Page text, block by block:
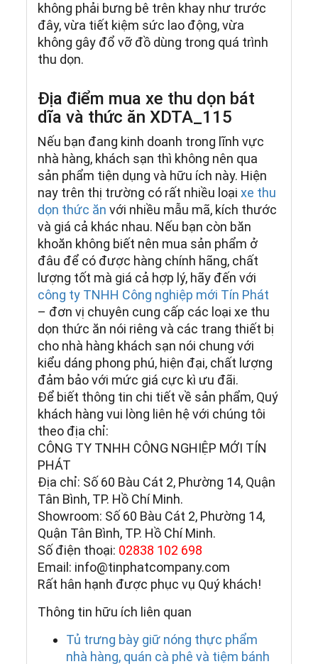
không phải bưng bê trên khay như trước
đây, vừa tiết kiệm sức lao động, vừa
không gây đổ vỡ đồ dùng trong quá trình
thu dọn.
Địa điểm mua xe thu dọn bát
dĩa và thức ăn XDTA_115
Nếu bạn đang kinh doanh trong lĩnh vực
nhà hàng, khách sạn thì không nên qua
sản phẩm tiện dụng và hữu ích này. Hiện
nay trên thị trường có rất nhiều loạixe thu
dọn thức ăn với nhiều mẫu mã, kích thước
và giá cả khác nhau. Nếu bạn còn băn
khoăn không biết nên mua sản phẩm ở
đâu để có được hàng chính hãng, chất
lượng tốt mà giá cả hợp lý, hãy đến với
công ty TNHH Công nghiệp mới Tín Phát
– đơn vị chuyên cung cấp các loại xe thu
dọn thức ăn nói riêng và các trang thiết bị
cho nhà hàng khách sạn nói chung với
kiểu dáng phong phú, hiện đại, chất lượng
đảm bảo với mức giá cực kì ưu đãi.
Để biết thông tin chi tiết về sản phẩm, Quý
khách hàng vui lòng liên hệ với chúng tôi
theo địa chỉ:
CÔNG TY TNHH CÔNG NGHIỆP MỚI TÍN
PHÁT
Địa chỉ: Số 60 Bàu Cát 2, Phường 14, Quận
Tân Bình, TP. Hồ Chí Minh.
Showroom: Số 60 Bàu Cát 2, Phường 14,
Quận Tân Bình, TP. Hồ Chí Minh.
Số điện thoại: 02838 102 698
Email: info@tinphatcompany.com
Rất hân hạnh được phục vụ Quý khách!
Thông tin hữu ích liên quan
Tủ trưng bày giữ nóng thực phẩm
nhà hàng, quán cà phê và tiệm bánh